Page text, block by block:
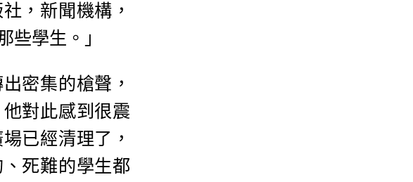
，新聞機構，
些學生。」
密集的槍聲，
對此感到很震
已經清理了，
死難的學生都